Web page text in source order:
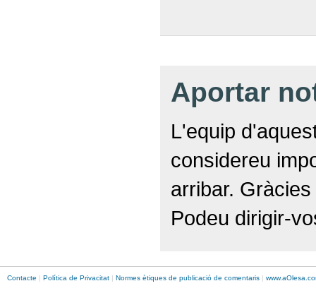
Aportar
L'equip
considereu
arribar.
Podeu dirigir-
Contacte | Política de Privacitat | Normes ètiques de publicació de comentaris | www.aOlesa